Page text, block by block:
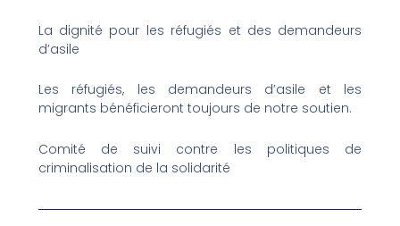
La dignité pour les réfugiés et des demandeurs
d’asile
Les réfugiés, les demandeurs d’asile et les
migrants bénéficieront toujours de notre soutien.
Comité de suivi contre les politiques de
criminalisation de la solidarité
Prev